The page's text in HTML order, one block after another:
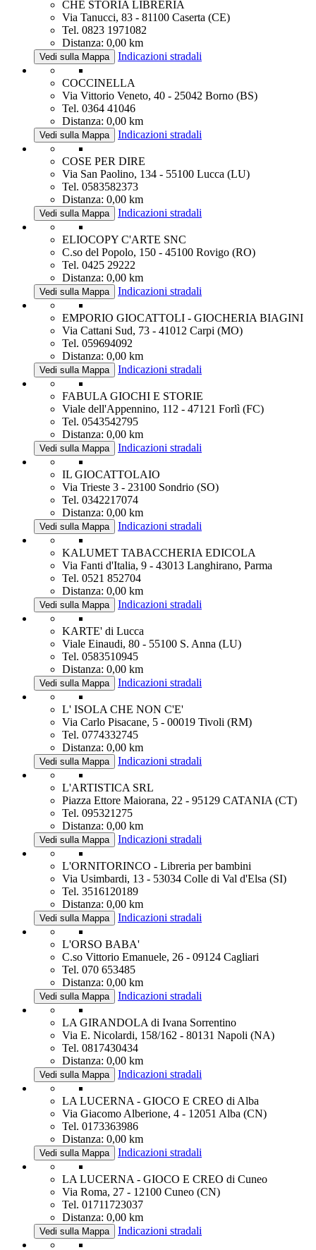
CHE STORIA LIBRERIA
Via Tanucci, 83 - 81100 Caserta (CE)
Tel. 0823 1971082
Distanza: 0,00 km
Vedi sulla Mappa Indicazioni stradali
COCCINELLA
Via Vittorio Veneto, 40 - 25042 Borno (BS)
Tel. 0364 41046
Distanza: 0,00 km
Vedi sulla Mappa Indicazioni stradali
COSE PER DIRE
Via San Paolino, 134 - 55100 Lucca (LU)
Tel. 0583582373
Distanza: 0,00 km
Vedi sulla Mappa Indicazioni stradali
ELIOCOPY C'ARTE SNC
C.so del Popolo, 150 - 45100 Rovigo (RO)
Tel. 0425 29222
Distanza: 0,00 km
Vedi sulla Mappa Indicazioni stradali
EMPORIO GIOCATTOLI - GIOCHERIA BIAGINI
Via Cattani Sud, 73 - 41012 Carpi (MO)
Tel. 059694092
Distanza: 0,00 km
Vedi sulla Mappa Indicazioni stradali
FABULA GIOCHI E STORIE
Viale dell'Appennino, 112 - 47121 Forlì (FC)
Tel. 0543542795
Distanza: 0,00 km
Vedi sulla Mappa Indicazioni stradali
IL GIOCATTOLAIO
Via Trieste 3 - 23100 Sondrio (SO)
Tel. 0342217074
Distanza: 0,00 km
Vedi sulla Mappa Indicazioni stradali
KALUMET TABACCHERIA EDICOLA
Via Fanti d'Italia, 9 - 43013 Langhirano, Parma
Tel. 0521 852704
Distanza: 0,00 km
Vedi sulla Mappa Indicazioni stradali
KARTE' di Lucca
Viale Einaudi, 80 - 55100 S. Anna (LU)
Tel. 0583510945
Distanza: 0,00 km
Vedi sulla Mappa Indicazioni stradali
L' ISOLA CHE NON C'E'
Via Carlo Pisacane, 5 - 00019 Tivoli (RM)
Tel. 0774332745
Distanza: 0,00 km
Vedi sulla Mappa Indicazioni stradali
L'ARTISTICA SRL
Piazza Ettore Maiorana, 22 - 95129 CATANIA (CT)
Tel. 095321275
Distanza: 0,00 km
Vedi sulla Mappa Indicazioni stradali
L'ORNITORINCO - Libreria per bambini
Via Usimbardi, 13 - 53034 Colle di Val d'Elsa (SI)
Tel. 3516120189
Distanza: 0,00 km
Vedi sulla Mappa Indicazioni stradali
L'ORSO BABA'
C.so Vittorio Emanuele, 26 - 09124 Cagliari
Tel. 070 653485
Distanza: 0,00 km
Vedi sulla Mappa Indicazioni stradali
LA GIRANDOLA di Ivana Sorrentino
Via E. Nicolardi, 158/162 - 80131 Napoli (NA)
Tel. 0817430434
Distanza: 0,00 km
Vedi sulla Mappa Indicazioni stradali
LA LUCERNA - GIOCO E CREO di Alba
Via Giacomo Alberione, 4 - 12051 Alba (CN)
Tel. 0173363986
Distanza: 0,00 km
Vedi sulla Mappa Indicazioni stradali
LA LUCERNA - GIOCO E CREO di Cuneo
Via Roma, 27 - 12100 Cuneo (CN)
Tel. 01711723037
Distanza: 0,00 km
Vedi sulla Mappa Indicazioni stradali